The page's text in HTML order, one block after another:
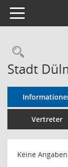
Toggle navigation
Stadt
Vertreter
Keine